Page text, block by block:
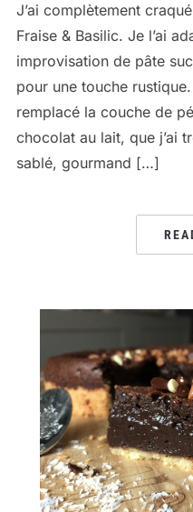
J’ai complètement
Fraise & Basilic. Je l’ai
improvisation de pâte
pour une touche
remplacé la couche de
chocolat au lait, que j’ai
sablé, gourmand […]